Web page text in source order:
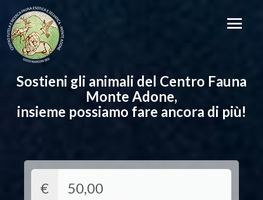
Sostieni gli animali del Centro Fauna
Monte Adone,
insieme possiamo fare ancora di più!
€